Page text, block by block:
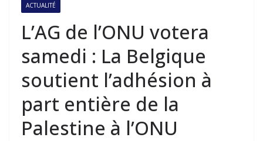
ACTUALITÉ
L’AG de l’ONU votera
samedi : La Belgique
soutient l’adhésion à
part entière de la
Palestine à l’ONU